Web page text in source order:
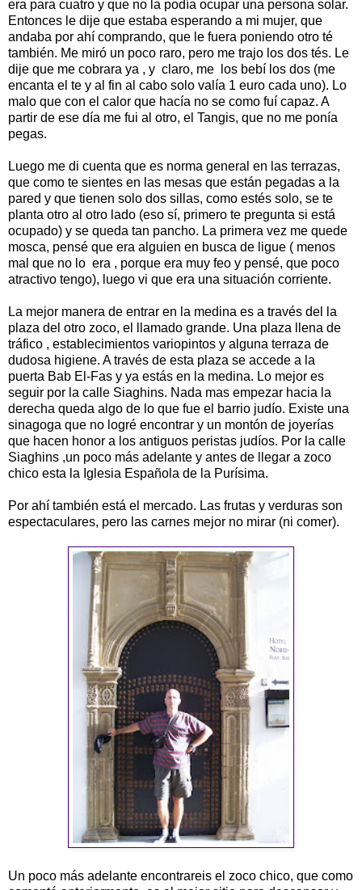
era para cuatro y que no la podía ocupar una persona solar.
Entonces le dije que estaba esperando a mi mujer, que
andaba por ahí comprando, que le fuera poniendo otro té
también. Me miró un poco raro, pero me trajo los dos tés. Le
dije que me cobrara ya , y claro, me los bebí los dos (me
encanta el te y al fin al cabo solo valía 1 euro cada uno). Lo
malo que con el calor que hacía no se como fuí capaz. A
partir de ese día me fui al otro, el Tangis, que no me ponía
pegas.
Luego me di cuenta que es norma general en las terrazas,
que como te sientes en las mesas que están pegadas a la
pared y que tienen solo dos sillas, como estés solo, se te
planta otro al otro lado (eso sí, primero te pregunta si está
ocupado) y se queda tan pancho. La primera vez me quede
mosca, pensé que era alguien en busca de ligue ( menos
mal que no lo era , porque era muy feo y pensé, que poco
atractivo tengo), luego vi que era una situación corriente.
La mejor manera de entrar en la medina es a través del la
plaza del otro zoco, el llamado grande. Una plaza llena de
tráfico , establecimientos variopintos y alguna terraza de
dudosa higiene. A través de esta plaza se accede a la
puerta Bab El-Fas y ya estás en la medina. Lo mejor es
seguir por la calle Siaghins. Nada mas empezar hacia la
derecha queda algo de lo que fue el barrio judío. Existe una
sinagoga que no logré encontrar y un montón de joyerías
que hacen honor a los antiguos peristas judíos. Por la calle
Siaghins ,un poco más adelante y antes de llegar a zoco
chico esta la Iglesia Española de la Purísima.
Por ahí también está el mercado. Las frutas y verduras son
espectaculares, pero las carnes mejor no mirar (ni comer).
Un poco más adelante encontrareis el zoco chico, que como